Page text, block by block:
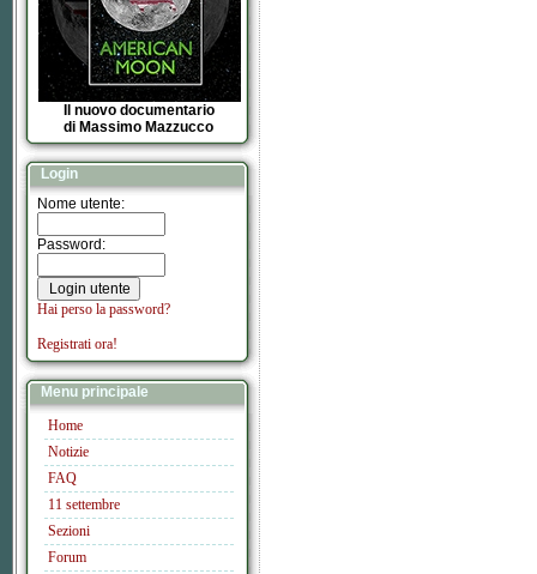
Il nuovo documentario
di Massimo Mazzucco
Login
Nome utente:
Password:
Hai perso la password?
Registrati ora!
Menu principale
Home
Notizie
FAQ
11 settembre
Sezioni
Forum